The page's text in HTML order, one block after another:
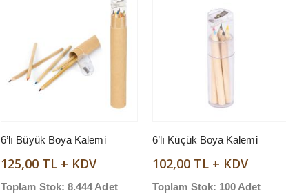
6’lı Büyük Boya Kalemi
125,00 TL + KDV
Toplam Stok: 8.444 Adet
6’lı Küçük Boya Kalemi
102,00 TL + KDV
Toplam Stok: 100 Adet